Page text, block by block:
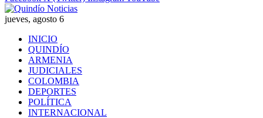
jueves, agosto 6
INICIO
QUINDÍO
ARMENIA
JUDICIALES
COLOMBIA
DEPORTES
POLÍTICA
INTERNACIONAL